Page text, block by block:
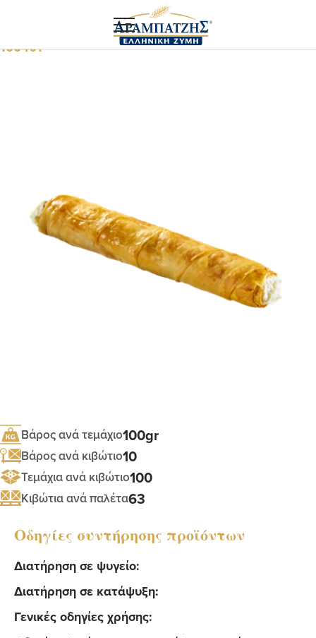
Ρολό με τυρί μυζήθρα και φέτα Π.O.Π
100401
Βάρος ανά τεμάχιο100gr
Βάρος ανά κιβώτιο10
Τεμάχια ανά κιβώτιο100
Κιβώτια ανά παλέτα63
Οδηγίες συντήρησης προϊόντων
Διατήρηση σε ψυγείο:
Διατήρηση σε κατάψυξη:
Γενικές οδηγίες χρήσης: